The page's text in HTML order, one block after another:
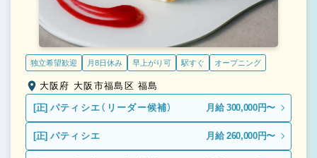
独立希望歓迎 月8日休み 早上がり可 駅すぐ オープニング
大阪府 大阪市福島区 福島
[正] パティシエ（リーダー候補） 月給 300,000円〜
[正] パティシエ 月給 260,000円〜